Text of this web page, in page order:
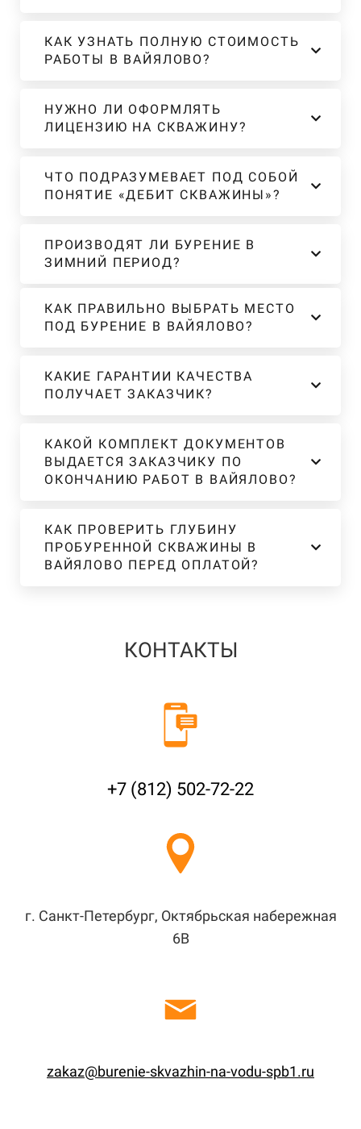
КАК УЗНАТЬ ПОЛНУЮ СТОИМОСТЬ
РАБОТЫ В ВАЙЯЛОВО?
НУЖНО ЛИ ОФОРМЛЯТЬ
ЛИЦЕНЗИЮ НА СКВАЖИНУ?
ЧТО ПОДРАЗУМЕВАЕТ ПОД СОБОЙ
ПОНЯТИЕ «ДЕБИТ СКВАЖИНЫ»?
ПРОИЗВОДЯТ ЛИ БУРЕНИЕ В
ЗИМНИЙ ПЕРИОД?
КАК ПРАВИЛЬНО ВЫБРАТЬ МЕСТО
ПОД БУРЕНИЕ В ВАЙЯЛОВО?
КАКИЕ ГАРАНТИИ КАЧЕСТВА
ПОЛУЧАЕТ ЗАКАЗЧИК?
КАКОЙ КОМПЛЕКТ ДОКУМЕНТОВ
ВЫДАЕТСЯ ЗАКАЗЧИКУ ПО
ОКОНЧАНИЮ РАБОТ В ВАЙЯЛОВО?
КАК ПРОВЕРИТЬ ГЛУБИНУ
ПРОБУРЕННОЙ СКВАЖИНЫ В
ВАЙЯЛОВО ПЕРЕД ОПЛАТОЙ?
КОНТАКТЫ
+7 (812) 502-72-22
г. Санкт-Петербург, Октябрьская набережная
6В
zakaz@burenie-skvazhin-na-vodu-spb1.ru